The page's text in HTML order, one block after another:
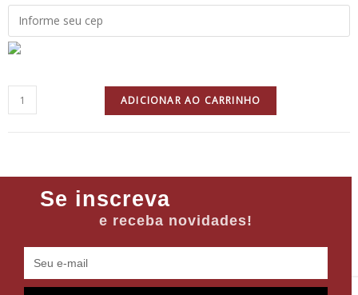
ADICIONAR AO CARRINHO
Se inscreva
e receba novidades!